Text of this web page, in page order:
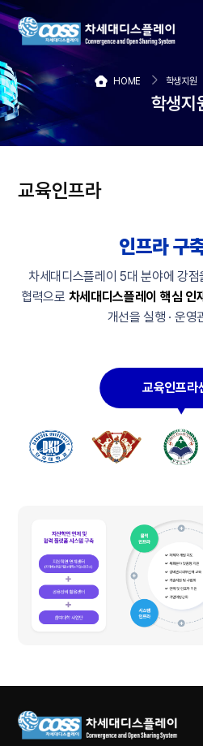
메뉴보기
HOME 학생지원
학생지
교육인프라
인프라 구
차세대디스플레이 5대 분야에 강점
협력으로 차세대디스플레이 핵심 인
개선을 실행 · 운영